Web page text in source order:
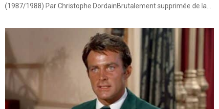
(1987/1988) Par Christophe DordainBrutalement supprimée de la...